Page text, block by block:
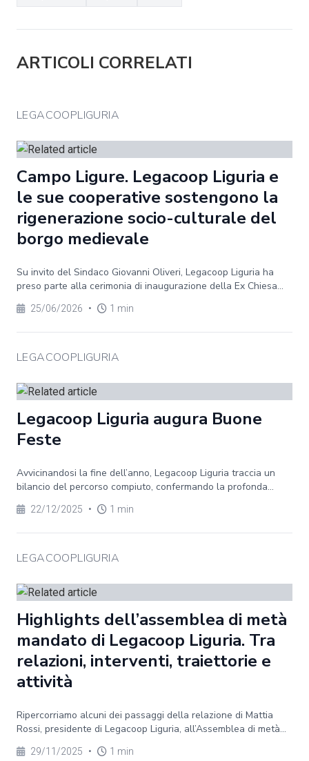
ARTICOLI CORRELATI
LEGACOOPLIGURIA
Campo Ligure. Legacoop Liguria e
le sue cooperative sostengono la
rigenerazione socio-culturale del
borgo medievale
Su invito del Sindaco Giovanni Oliveri, Legacoop Liguria ha
preso parte alla cerimonia di inaugurazione della Ex Chiesa...
25/06/2026 • 1 min
LEGACOOPLIGURIA
Legacoop Liguria augura Buone
Feste
Avvicinandosi la fine dell’anno, Legacoop Liguria traccia un
bilancio del percorso compiuto, confermando la profonda...
22/12/2025 • 1 min
LEGACOOPLIGURIA
Highlights dell’assemblea di metà
mandato di Legacoop Liguria. Tra
relazioni, interventi, traiettorie e
attività
Ripercorriamo alcuni dei passaggi della relazione di Mattia
Rossi, presidente di Legacoop Liguria, all’Assemblea di metà...
29/11/2025 • 1 min